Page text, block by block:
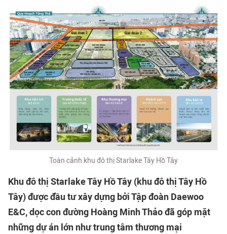
Toàn cảnh khu đô thị Starlake Tây Hồ Tây
Khu đô thị Starlake Tây Hồ Tây (khu đô thị Tây Hồ
Tây) được đầu tư xây dựng bởi Tập đoàn Daewoo
E&C, dọc con đường Hoàng Minh Thảo đã góp mặt
những dự án lớn như trung tâm thương mại